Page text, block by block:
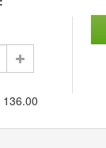
136.00